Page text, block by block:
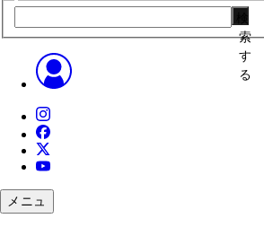
索
す
る
メニュ